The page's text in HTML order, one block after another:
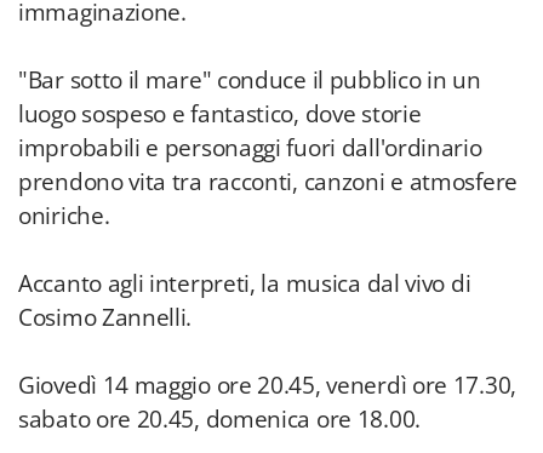
immaginazione.
"Bar sotto il mare" conduce il pubblico in un
luogo sospeso e fantastico, dove storie
improbabili e personaggi fuori dall'ordinario
prendono vita tra racconti, canzoni e atmosfere
oniriche.
Accanto agli interpreti, la musica dal vivo di
Cosimo Zannelli.
Giovedì 14 maggio ore 20.45, venerdì ore 17.30,
sabato ore 20.45, domenica ore 18.00.